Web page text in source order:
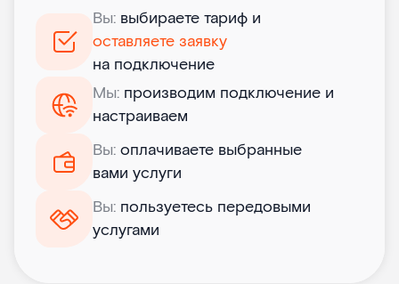
Вы: выбираете тариф и
оставляете заявку
на подключение
Мы: производим подключение и
настраиваем
Вы: оплачиваете выбранные
вами услуги
Вы: пользуетесь передовыми
услугами